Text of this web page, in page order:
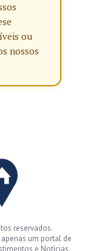
ou
nossos
reservados.
um portal de
e Notícias.